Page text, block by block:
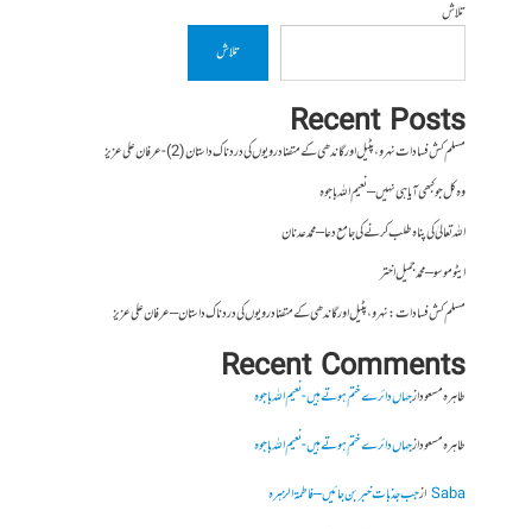
تلاش
تلاش
Recent Posts
مسلم کش فسادات نہرو، پٹیل اور گاندھی کے متضاد رویوں کی درد ناک داستان (2)- عرفان علی عزیز
وہ کل جو کبھی آیا ہی نہیں – نعیم اللہ باجوہ
اللہ تعالیٰ کی پناہ طلب کرنے کی جامع دعا – محمد عدنان
ایٹوموسو – محمد جمیل اختر
مسلم کش فسادات : نہرو، پٹیل اور گاندھی کے متضاد رویوں کی درد ناک داستان – عرفان علی عزیز
Recent Comments
طاہرہ مسعودازجہاں دائرے ختم ہوتے ہیں- نعیم اللہ باجوہ
طاہرہ مسعودازجہاں دائرے ختم ہوتے ہیں- نعیم اللہ باجوہ
Sabaازجب جذبات خبر بن جائیں – فاطمۃالزہرہ